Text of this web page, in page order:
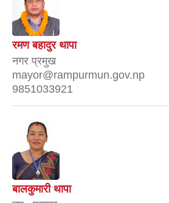
रमण बहादुर थापा
नगर प्रमुख
mayor@rampurmun.gov.np
9851033921
बालकुमारी थापा